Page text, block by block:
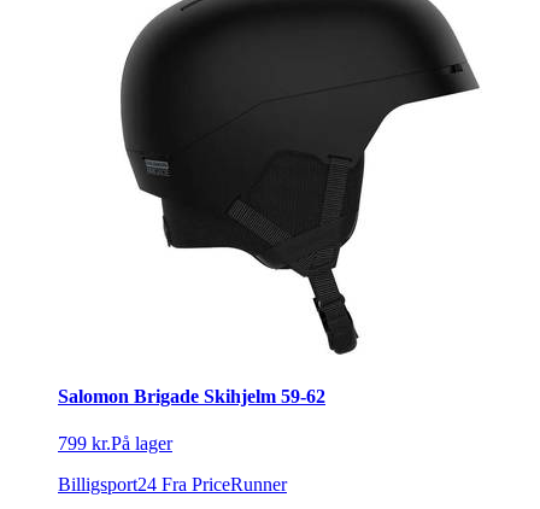
Salomon Brigade Skihjelm 59-62
799 kr.På lager
Billigsport24 Fra PriceRunner